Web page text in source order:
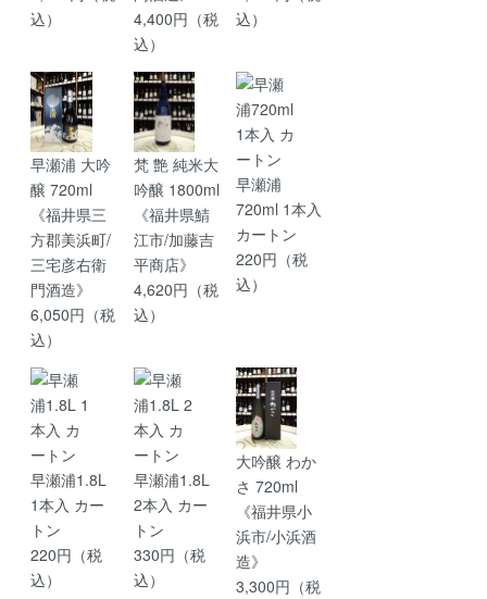
込）
4,400円（税
込）
込）
早瀬浦 大吟
醸 720ml
《福井県三
方郡美浜町/
三宅彦右衛
門酒造》
6,050円（税
込）
梵 艶 純米大
吟醸 1800ml
《福井県鯖
江市/加藤吉
平商店》
4,620円（税
込）
早瀬浦
720ml 1本入
カートン
220円（税
込）
早瀬浦1.8L
1本入 カー
トン
220円（税
込）
早瀬浦1.8L
2本入 カー
トン
330円（税
込）
大吟醸 わか
さ 720ml
《福井県小
浜市/小浜酒
造》
3,300円（税